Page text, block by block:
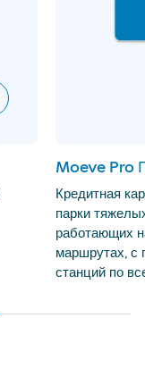
Moeve Pro
Кредитная
парки
работающих
маршрутах, с
станций по